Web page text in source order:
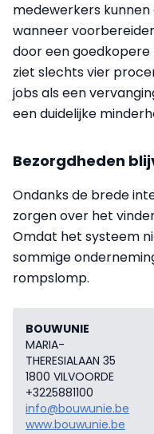
medewerkers
wanneer
door een
ziet slechts vier
jobs als een
een duidelijke
Bezorgdheden
Ondanks de brede
zorgen over het
Omdat het systeem
sommige
rompslomp.
BOUWUNIE
MARIA-
THERESIALAAN 35
1800 VILVOORDE
+3225881100
info@bouwunie.be
www.bouwunie.be